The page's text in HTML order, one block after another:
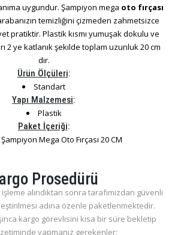
uygundur. Şampiyon mega oto fırçası
temizliğini çizmeden zahmetsizce
pratiktir. Plastik kısmı yumuşak dokulu ve
2 ye katlanık şekilde toplam uzunluk 20 cm
dir.
Ürün Ölçüleri:
Standart
Yapı Malzemesi:
Plastik
Paket İçeriği:
Mega Oto Fırçası 20 CM
Prosedürü
alındıktan sonra tarafımızdan güvenli
adına özenle paketlenmektedir.
kargo görevlisini kısa bir süre bekletip
yapmanız gerekenler: